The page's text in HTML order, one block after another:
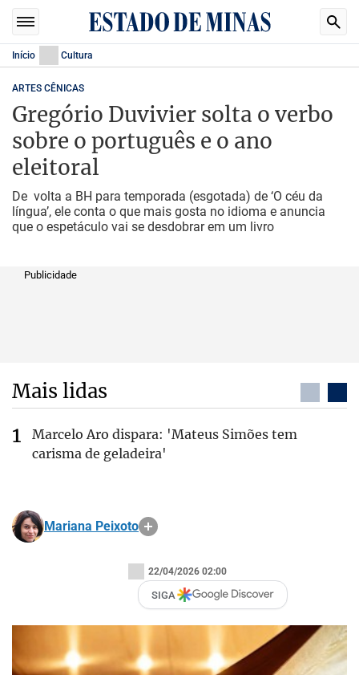
Início Cultura
ARTES CÊNICAS
Gregório Duvivier solta o verbo
sobre o português e o ano
eleitoral
De volta a BH para temporada (esgotada) de ‘O céu da
língua’, ele conta o que mais gosta no idioma e anuncia
que o espetáculo vai se desdobrar em um livro
Publicidade
Mais lidas
Marcelo Aro dispara: 'Mateus Simões tem
carisma de geladeira'
Mariana Peixoto
22/04/2026 02:00
SIGA